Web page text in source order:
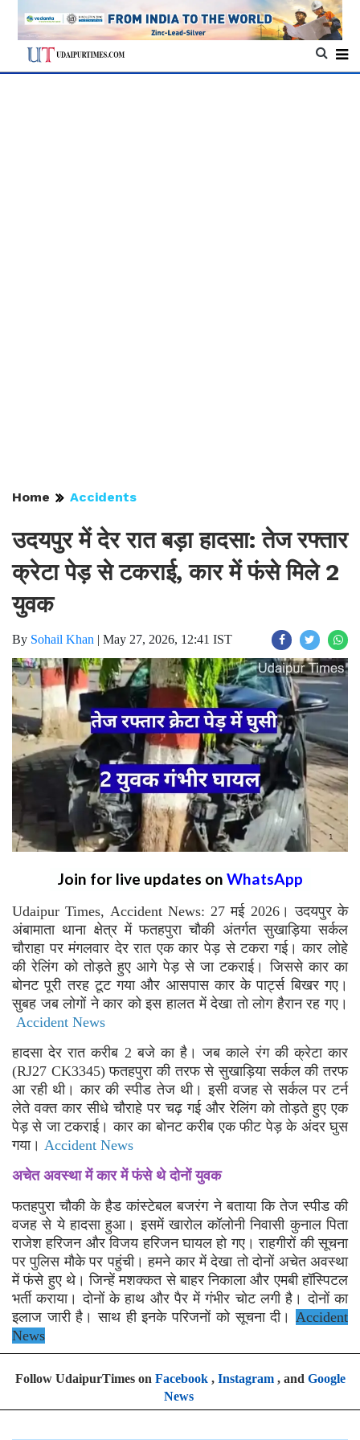
Home Accidents
उदयपुर में देर रात बड़ा हादसा: तेज रफ्तार
क्रेटा पेड़ से टकराई, कार में फंसे मिले 2
युवक
By Sohail Khan | May 27, 2026, 12:41 IST
Join for live updates on WhatsApp
Udaipur Times, Accident News: 27 मई 2026। उदयपुर के
अंबामाता थाना क्षेत्र में फतहपुरा चौकी अंतर्गत सुखाड़िया सर्कल
चौराहा पर मंगलवार देर रात एक कार पेड़ से टकरा गई। कार लोहे
की रेलिंग को तोड़ते हुए आगे पेड़ से जा टकराई। जिससे कार का
बोनट पूरी तरह टूट गया और आसपास कार के पार्ट्स बिखर गए।
सुबह जब लोगों ने कार को इस हालत में देखा तो लोग हैरान रह गए।
Accident News
हादसा देर रात करीब 2 बजे का है। जब काले रंग की क्रेटा कार
(RJ27 CK3345) फतहपुरा की तरफ से सुखाड़िया सर्कल की तरफ
आ रही थी। कार की स्पीड तेज थी। इसी वजह से सर्कल पर टर्न
लेते वक्त कार सीधे चौराहे पर चढ़ गई और रेलिंग को तोड़ते हुए एक
पेड़ से जा टकराई। कार का बोनट करीब एक फीट पेड़ के अंदर घुस
गया। Accident News
अचेत अवस्था में कार में फंसे थे दोनों युवक
फतहपुरा चौकी के हैड कांस्टेबल ​बजरंग ने बताया कि तेज स्पीड की
वजह से ये हादसा हुआ। इसमें खारोल कॉलोनी निवासी कुनाल पिता
राजेश हरिजन और विजय हरिजन घायल हो गए। राहगीरों की सूचना
पर पुलिस मौके पर पहुंची। हमने कार में देखा तो दोनों अचेत अवस्था
में फंसे हुए थे। जिन्हें मशक्कत से बाहर निकाला और एमबी हॉस्पिटल
भर्ती कराया। दोनों के हाथ और पैर में गंभीर चोट लगी है। दोनों का
इलाज जारी है। साथ ही इनके परिजनों को सूचना दी। Accident
News
Follow UdaipurTimes on Facebook, Instagram, and Google
News